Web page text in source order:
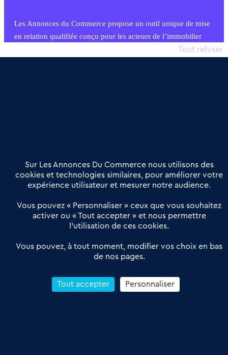
Les Annonces du Commerce propose un outil unique de mise
en relation qualifiée conçu pour les acteurs de l’immobilier
commercial et les collectivités territoriales, simple et intégrant
Offres Pro
Actualités
Qui sommes nous ?
Derniers articles
Réseau 3C : un partenaire national dédié aux transactions
Petitscommerces : Un partenariat au service du commerce de
proximité et des territoires
Reprendre un Restaurant Rapide
Sur Les Annonces Du Commerce nous utilisons des
cookies et technologies similaires, pour améliorer votre
expérience utilisateur et mesurer notre audience.
Vous pouvez « Personnaliser » ceux que vous souhaitez
activer ou « Tout accepter » et nous permettre
l’utilisation de ces cookies.
Vous pouvez, à tout moment, modifier vos choix en bas
de nos pages.
Tout accepter
Tout refuser
Personnaliser